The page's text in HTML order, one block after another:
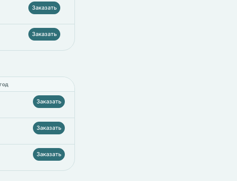
Заказать
Заказать
Заказать
Заказать
Заказать